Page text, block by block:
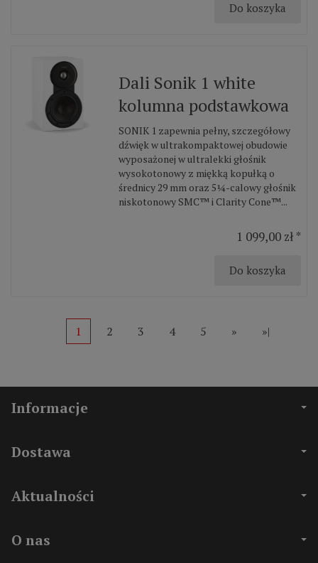
Do koszyka
Dali Sonik 1 white
kolumna podstawkowa
SONIK 1 zapewnia pełny, szczegółowy
dźwięk w ultrakompaktowej obudowie
wyposażonej w ultralekki głośnik
wysokotonowy z miękką kopułką o
średnicy 29 mm oraz 5¼-calowy głośnik
niskotonowy SMC™ i Clarity Cone™...
1 099,00 zł *
Do koszyka
1 2 3 4 5 » »|
Informacje
Dostawa
Aktualności
O nas